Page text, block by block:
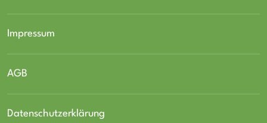
Impressum
AGB
Datenschutzerklärung